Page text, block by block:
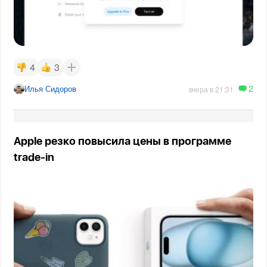
4 3
Илья Сидоров вчера в 21:31 2
Apple резко повысила цены в программе
trade-in